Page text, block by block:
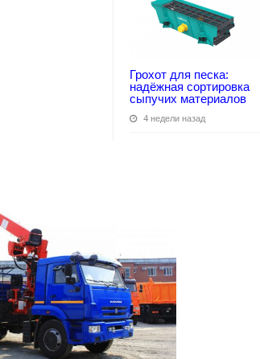
Грохот для песка:
надёжная сортировка
сыпучих материалов
4 недели назад